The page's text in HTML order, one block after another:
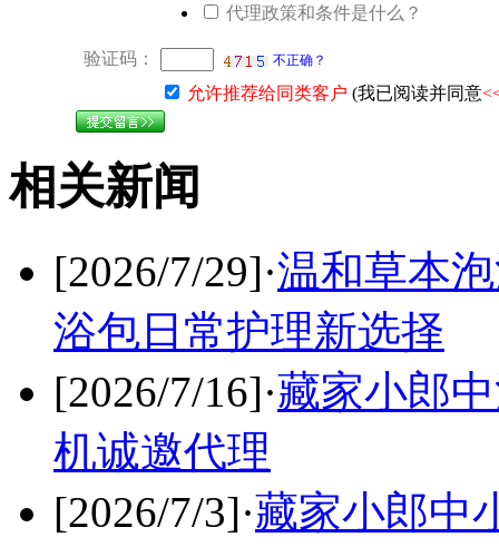
代理政策和条件是什么？
验证码： 不正确？
允许推荐给同类客户 (我已阅读并同意
相关新闻
[2026/7/29]·温和草本
浴包日常护理新选择
[2026/7/16]·藏家小郎
机诚邀代理
[2026/7/3]·藏家小郎中